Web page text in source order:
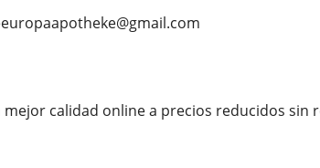
calidad online a precios reducidos sin